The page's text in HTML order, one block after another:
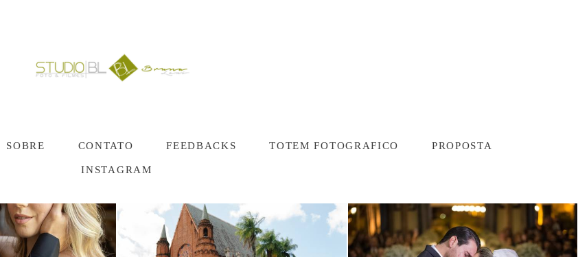
SOBRE CONTATO FEEDBACKS TOTEM FOTOGRAFICO PROPOSTA
INSTAGRAM